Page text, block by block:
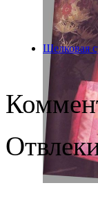
Шелковая